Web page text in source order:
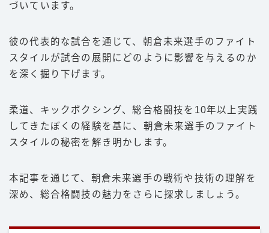
お問い合わせ
づいています。
彼の代表的な試合を通じて、朝倉未来選手のファイト
スタイルが試合の展開にどのように影響を与えるのか
を深く掘り下げます。
柔道、キックボクシング、総合格闘技を10年以上実践
してきたぼくの経験を基に、朝倉未来選手のファイト
スタイルの秘密を解き明かします。
本記事を通じて、朝倉未来選手の戦術や技術の理解を
深め、総合格闘技の魅力をさらに探求しましょう。